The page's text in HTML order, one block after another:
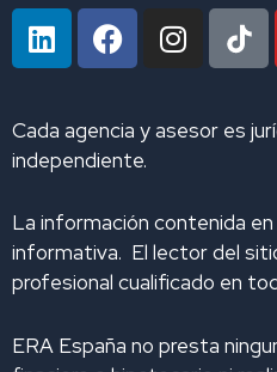
L
i
k
e
d
n
F
a
b
o
k
I
n
a
a
m
Cada agencia y asesor es
independiente.
La información contenida
informativa. El lector del
profesional cualificado en
ERA España no presta